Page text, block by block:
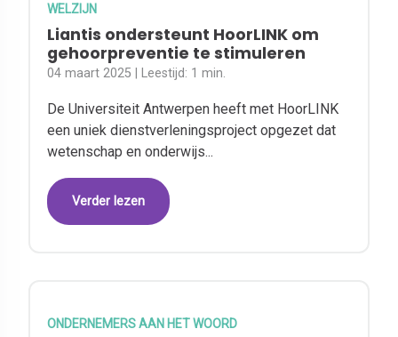
WELZIJN
Liantis ondersteunt HoorLINK om
gehoorpreventie te stimuleren
04 maart 2025 | Leestijd: 1 min.
De Universiteit Antwerpen heeft met HoorLINK
een uniek dienstverleningsproject opgezet dat
wetenschap en onderwijs...
Verder lezen
ONDERNEMERS AAN HET WOORD